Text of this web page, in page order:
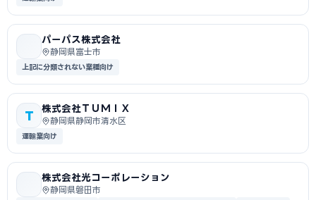
パーパス株式会社
静岡県富士市
上記に分類されない業種向け
T
株式会社ＴＵＭＩＸ
静岡県静岡市清水区
運輸業向け
株式会社光コーポレーション
静岡県磐田市